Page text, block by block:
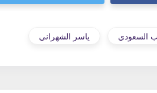
السعودي ياسر الشهراني